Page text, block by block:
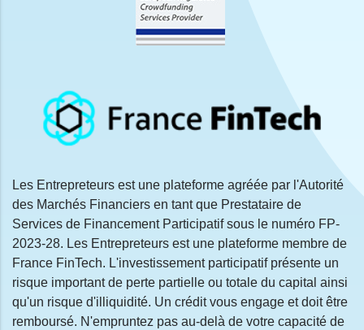
Les Entrepreteurs est une plateforme agréée par l'Autorité
des Marchés Financiers en tant que Prestataire de
Services de Financement Participatif sous le numéro FP-
2023-28. Les Entrepreteurs est une plateforme membre de
France FinTech. L'investissement participatif présente un
risque important de perte partielle ou totale du capital ainsi
qu'un risque d'illiquidité. Un crédit vous engage et doit être
remboursé. N'empruntez pas au-delà de votre capacité de